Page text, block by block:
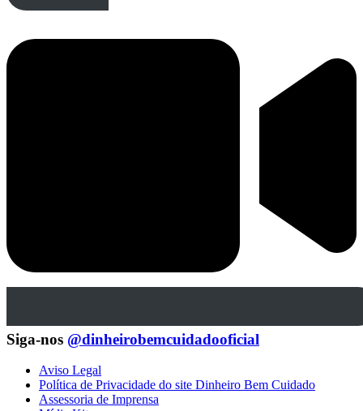
Siga-nos @dinheirobemcuidadooficial
Aviso Legal
Política de Privacidade do site Dinheiro Bem Cuidado
Assessoria de Imprensa